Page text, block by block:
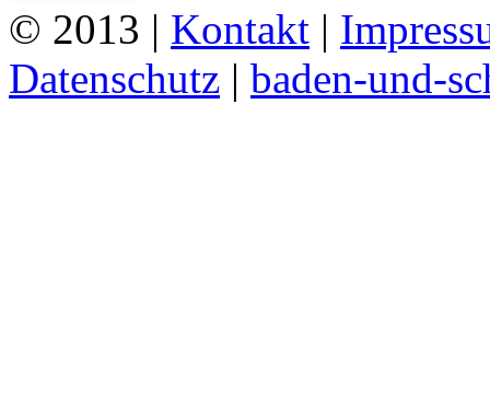
© 2013 | Kontakt |
Datenschutz | baden-und-